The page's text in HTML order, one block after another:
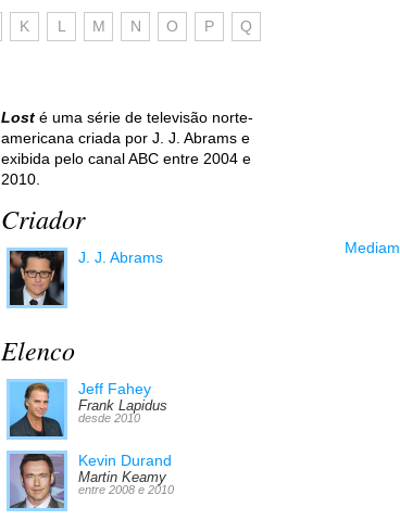
K L M N O P Q
Lost é uma série de televisão norte-
americana criada por J. J. Abrams e
exibida pelo canal ABC entre 2004 e
2010.
Criador
J. J. Abrams
Elenco
Jeff Fahey
Frank Lapidus
desde 2010
Kevin Durand
Martin Keamy
entre 2008 e 2010